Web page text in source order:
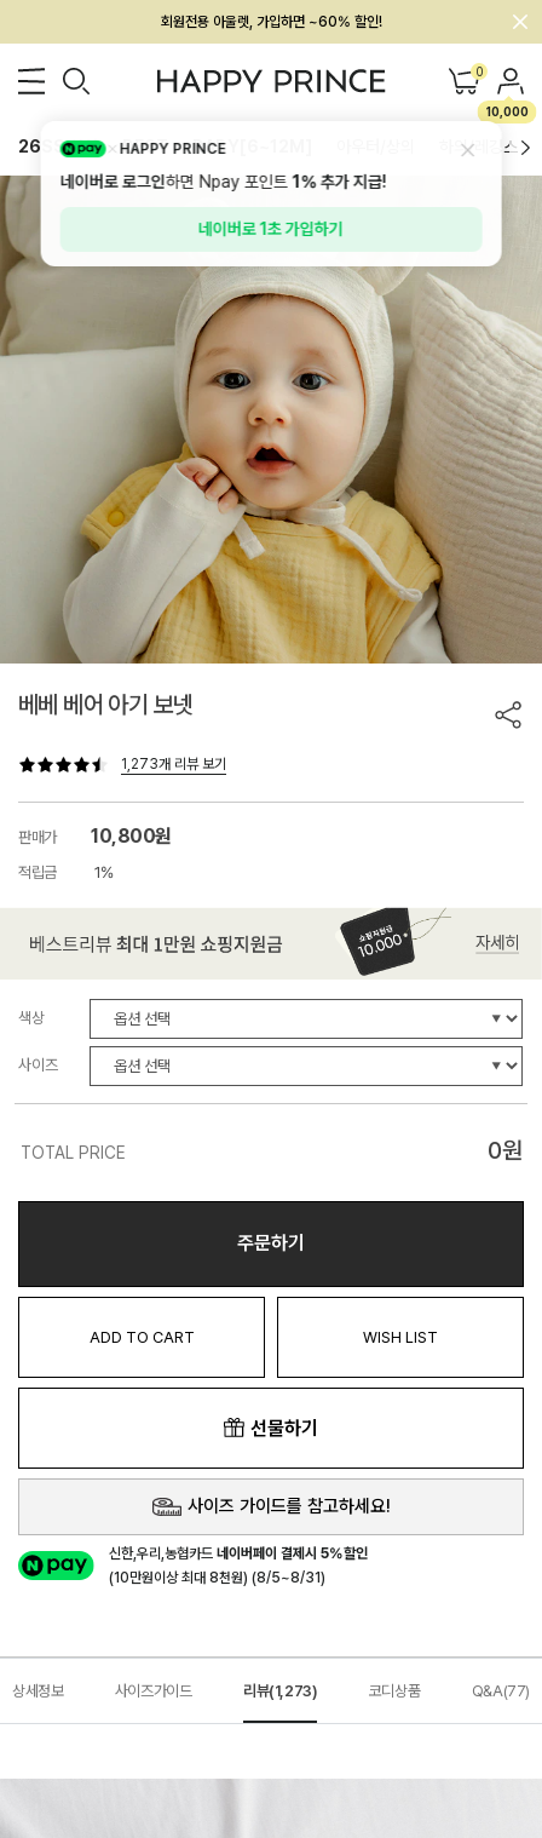
멤버십 최대 28,000원 혜택
0
10,000
26SS 신상 BEST BABY[6~12M] 하의/레깅스
베베 베어 아기 보넷
1,273개 리뷰 보기
판매가 10,800원
적립금 1%
색상
사이즈
TOTAL PRICE 0원
주문하기
ADD TO CART WISH LIST
선물하기
사이즈 가이드를 참고하세요!
신한,우리,농협카드네이버페이 결제시 5%할인
(10만원이상 최대 8천원) (8/5~8/31)
상세정보 사이즈가이드 리뷰(1,273) 코디상품 Q&A(77)
HAPPY PRINCE
네이버로 로그인하면 Npay 포인트1%추가 지급!
네이버로 1초 가입하기